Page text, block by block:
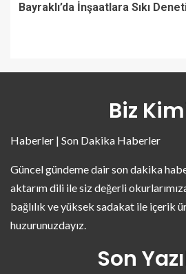
Bayraklı’da İnşaatlara Sıkı
Biz
Haberler | Son Dakika Haberler
Güncel gündeme dair son dakika
aktarım dili ile siz değerli
bağlılık ve yüksek sadakat ile içerik
huzurunuzdayız.
Son